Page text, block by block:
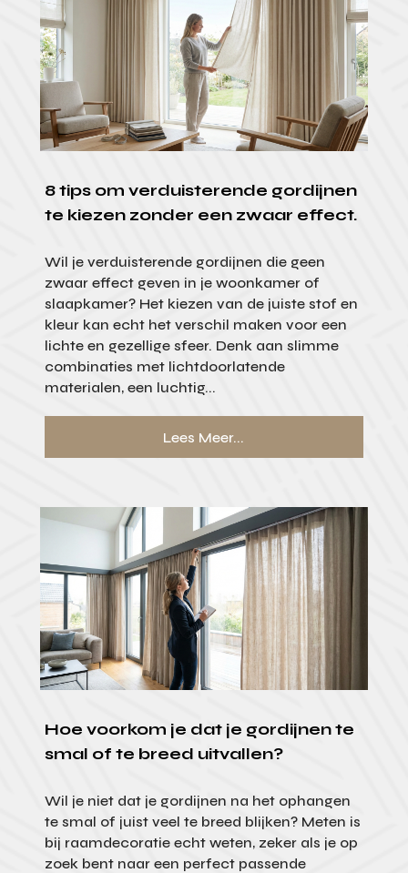
8 tips om verduisterende gordijnen
te kiezen zonder een zwaar effect.
Wil je verduisterende gordijnen die geen
zwaar effect geven in je woonkamer of
slaapkamer? Het kiezen van de juiste stof en
kleur kan echt het verschil maken voor een
lichte en gezellige sfeer. Denk aan slimme
combinaties met lichtdoorlatende
materialen, een luchtig...
Lees Meer...
Hoe voorkom je dat je gordijnen te
smal of te breed uitvallen?
Wil je niet dat je gordijnen na het ophangen
te smal of juist veel te breed blijken? Meten is
bij raamdecoratie echt weten, zeker als je op
zoek bent naar een perfect passende